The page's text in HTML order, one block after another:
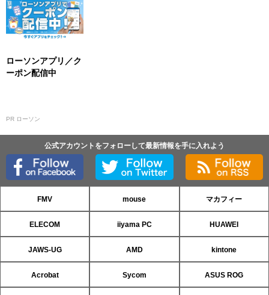
ローソンアプリ／ク
ーポン配信中
PR ローソン
公式アカウントをフォローして最新情報を手に入れよう
FMV mouse マカフィー
ELECOM iiyama PC HUAWEI
JAWS-UG AMD kintone
Acrobat Sycom ASUS ROG